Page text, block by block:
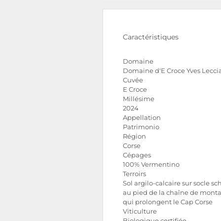
Caractéristiques
Domaine
Domaine d'E Croce Yves
Cuvée
E Croce
Millésime
2024
Appellation
Patrimonio
Région
Corse
Cépages
100% Vermentino
Terroirs
Sol argilo-calcaire sur socle
au pied de la chaîne de
qui prolongent le Cap Corse
Viticulture